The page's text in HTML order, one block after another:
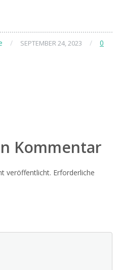
/ SEPTEMBER 24, 2023 /
0
Kommentar
veröffentlicht. Erforderliche